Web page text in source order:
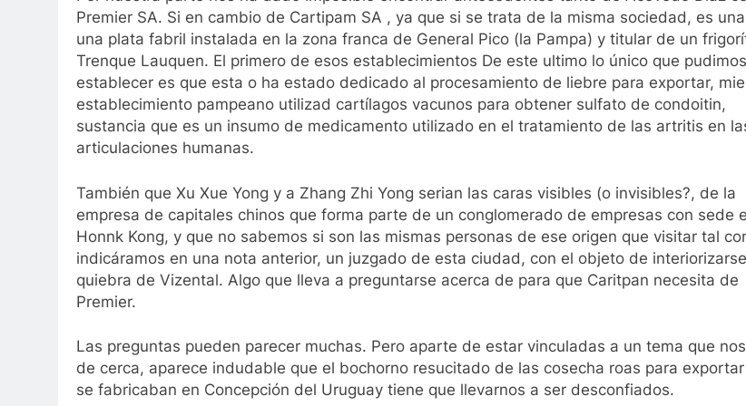
Premier SA. Si en cambio de Cartipam SA , ya que si se trata de la misma sociedad, es
una plata fabril instalada en la zona franca de General Pico (la Pampa) y titular de un
Trenque Lauquen. El primero de esos establecimientos De este ultimo lo único que pudimos
establecer es que esta o ha estado dedicado al procesamiento de liebre para exportar,
establecimiento pampeano utilizad cartílagos vacunos para obtener sulfato de condoitin,
sustancia que es un insumo de medicamento utilizado en el tratamiento de las artritis en
articulaciones humanas.
También que Xu Xue Yong y a Zhang Zhi Yong serian las caras visibles (o invisibles?, de la
empresa de capitales chinos que forma parte de un conglomerado de empresas con sede
Honnk Kong, y que no sabemos si son las mismas personas de ese origen que visitar tal
indicáramos en una nota anterior, un juzgado de esta ciudad, con el objeto de
quiebra de Vizental. Algo que lleva a preguntarse acerca de para que Caritpan necesita de
Premier.
Las preguntas pueden parecer muchas. Pero aparte de estar vinculadas a un tema que
de cerca, aparece indudable que el bochorno resucitado de las cosecha roas para
se fabricaban en Concepción del Uruguay tiene que llevarnos a ser desconfiados.